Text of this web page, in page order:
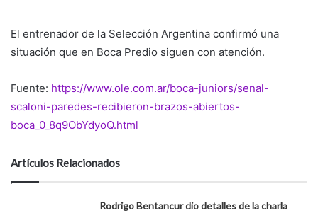
El entrenador de la Selección Argentina confirmó una
situación que en Boca Predio siguen con atención.
Fuente: https://www.ole.com.ar/boca-juniors/senal-
scaloni-paredes-recibieron-brazos-abiertos-
boca_0_8q9ObYdyoQ.html
Artículos Relacionados
Rodrigo Bentancur dio detalles de la charla